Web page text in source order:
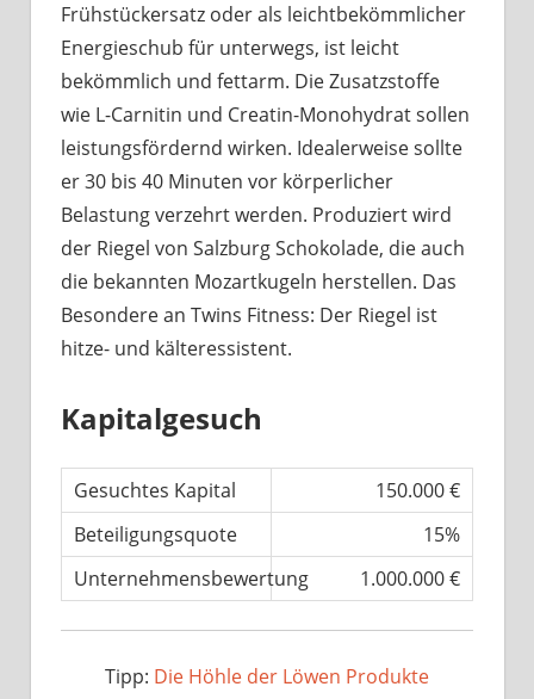
Frühstückersatz oder als leichtbekömmlicher
Energieschub für unterwegs, ist leicht
bekömmlich und fettarm. Die Zusatzstoffe
wie L-Carnitin und Creatin-Monohydrat sollen
leistungsfördernd wirken. Idealerweise sollte
er 30 bis 40 Minuten vor körperlicher
Belastung verzehrt werden. Produziert wird
der Riegel von Salzburg Schokolade, die auch
die bekannten Mozartkugeln herstellen. Das
Besondere an Twins Fitness: Der Riegel ist
hitze- und kälteressistent.
Kapitalgesuch
Gesuchtes Kapital
150.000 €
Beteiligungsquote
15%
Unternehmensbewertung
1.000.000 €
Tipp: Die Höhle der Löwen Produkte